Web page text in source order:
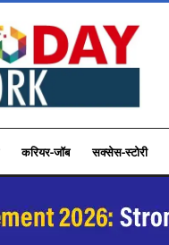
करियर-जॉब सक्सेस-स्टोरी